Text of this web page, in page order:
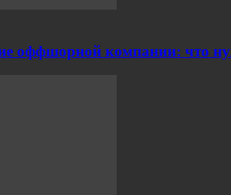
оффшорной компании: что